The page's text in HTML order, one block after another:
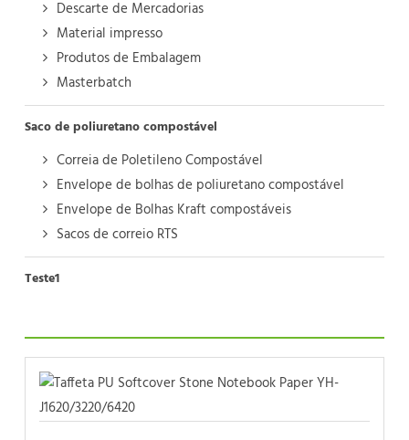
Descarte de Mercadorias
Material impresso
Produtos de Embalagem
Masterbatch
Saco de poliuretano compostável
Correia de Poletileno Compostável
Envelope de bolhas de poliuretano compostável
Envelope de Bolhas Kraft compostáveis
Sacos de correio RTS
Teste1